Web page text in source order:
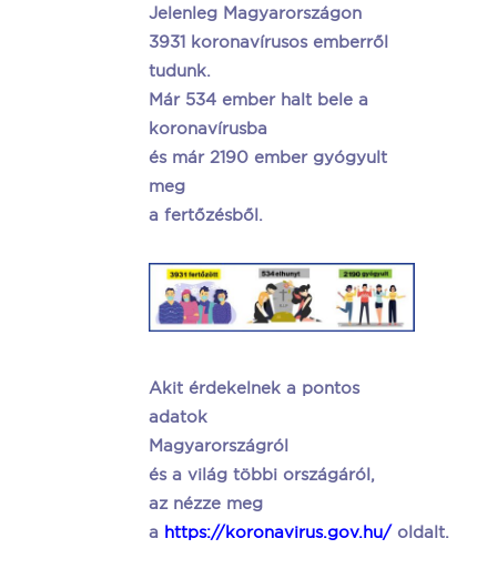
Jelenleg Magyarországon
3931 koronavírusos emberről
tudunk.
Már 534 ember halt bele a
koronavírusba
és már 2190 ember gyógyult
meg
a fertőzésből.
Akit érdekelnek a pontos
adatok
Magyarországról
és a világ többi országáról,
az nézze meg
a https://koronavirus.gov.hu/oldalt.